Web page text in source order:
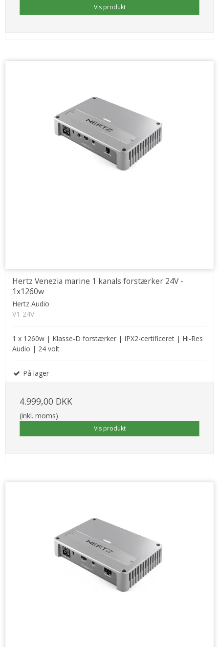
Vis produkt
Hertz Venezia marine 1 kanals forstærker 24V -
1x1260w
Hertz Audio
V1-24V
1 x 1260w | Klasse-D forstærker | IPX2-certificeret | Hi-Res
Audio | 24 volt
På lager
4.999,00 DKK
(inkl. moms)
Vis produkt